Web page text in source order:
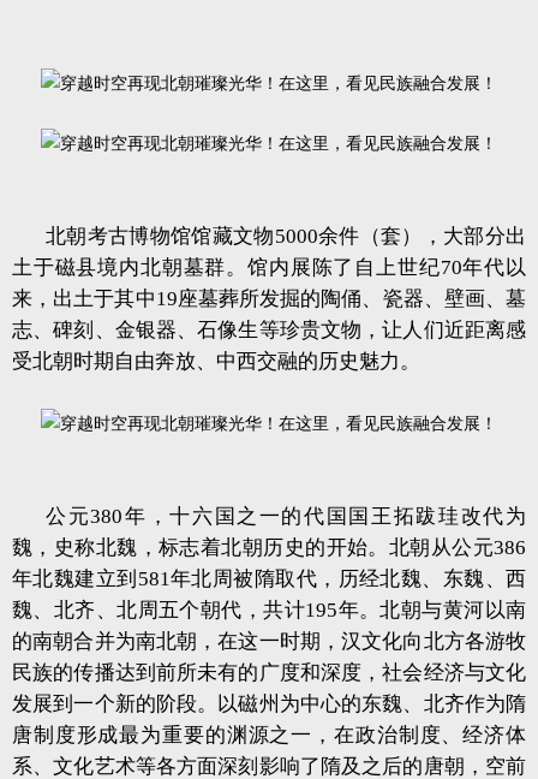
北朝考古博物馆馆藏文物5000余件（套），大部分出
土于磁县境内北朝墓群。馆内展陈了自上世纪70年代以
来，出土于其中19座墓葬所发掘的陶俑、瓷器、壁画、墓
志、碑刻、金银器、石像生等珍贵文物，让人们近距离感
受北朝时期自由奔放、中西交融的历史魅力。
公元380年，十六国之一的代国国王拓跋珪改代为
魏，史称北魏，标志着北朝历史的开始。北朝从公元386
年北魏建立到581年北周被隋取代，历经北魏、东魏、西
魏、北齐、北周五个朝代，共计195年。北朝与黄河以南
的南朝合并为南北朝，在这一时期，汉文化向北方各游牧
民族的传播达到前所未有的广度和深度，社会经济与文化
发展到一个新的阶段。以磁州为中心的东魏、北齐作为隋
唐制度形成最为重要的渊源之一，在政治制度、经济体
系、文化艺术等各方面深刻影响了隋及之后的唐朝，空前